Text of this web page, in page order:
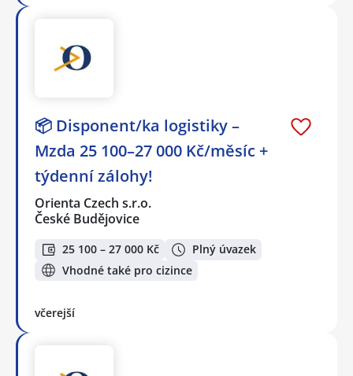
📦 Disponent/ka logistiky –
Mzda 25 100–27 000 Kč/měsíc +
týdenní zálohy!
Orienta Czech s.r.o.
České Budějovice
25 100 – 27 000 Kč
Plný úvazek
Vhodné také pro cizince
včerejší